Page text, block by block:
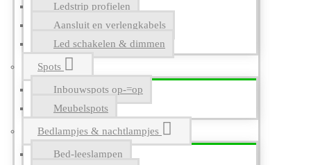
Ledstrip profielen
Aansluit en verlengkabels
Led schakelen & dimmen
Spots
Inbouwspots op-=op
Meubelspots
Bedlampjes & nachtlampjes
Bed-leeslampen